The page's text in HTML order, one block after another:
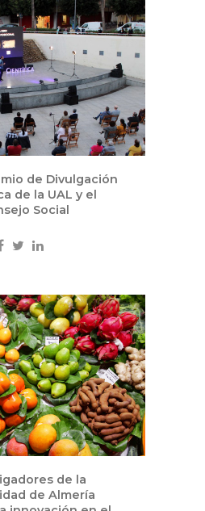
de Divulgación
de la UAL y el
Social
de la
de Almería